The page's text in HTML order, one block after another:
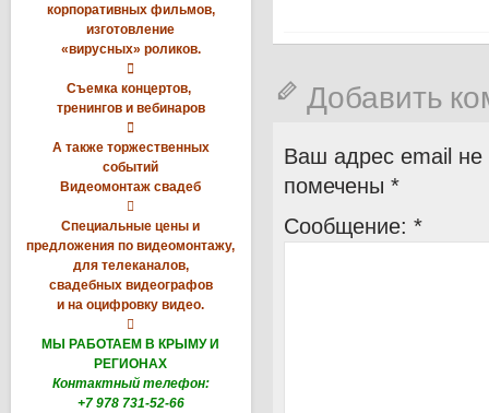
корпоративных фильмов,
изготовление
«вирусных» роликов.

Съемка концертов,
тренингов и вебинаров

А также торжественных
событий
Видеомонтаж свадеб

Специальные цены и
предложения по видеомонтажу,
для телеканалов,
свадебных видеографов
и на оцифровку видео.

МЫ РАБОТАЕМ В КРЫМУ И
РЕГИОНАХ
Контактный телефон:
+7 978 731-52-66
Добавить
Ваш адрес email не
помечены *
Сообщение: *